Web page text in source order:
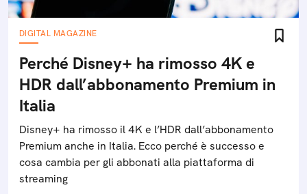
DIGITAL MAGAZINE
Perché Disney+ ha rimosso 4K e
HDR dall’abbonamento Premium in
Italia
Disney+ ha rimosso il 4K e l’HDR dall’abbonamento
Premium anche in Italia. Ecco perché è successo e
cosa cambia per gli abbonati alla piattaforma di
streaming